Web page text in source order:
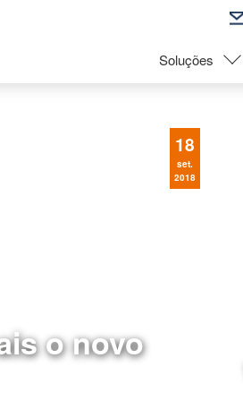
Soluções
18
set.
2018
o novo